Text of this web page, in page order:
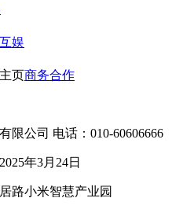
娱
页商务合作
限公司 电话：010-60606666
年3月24日
路小米智慧产业园